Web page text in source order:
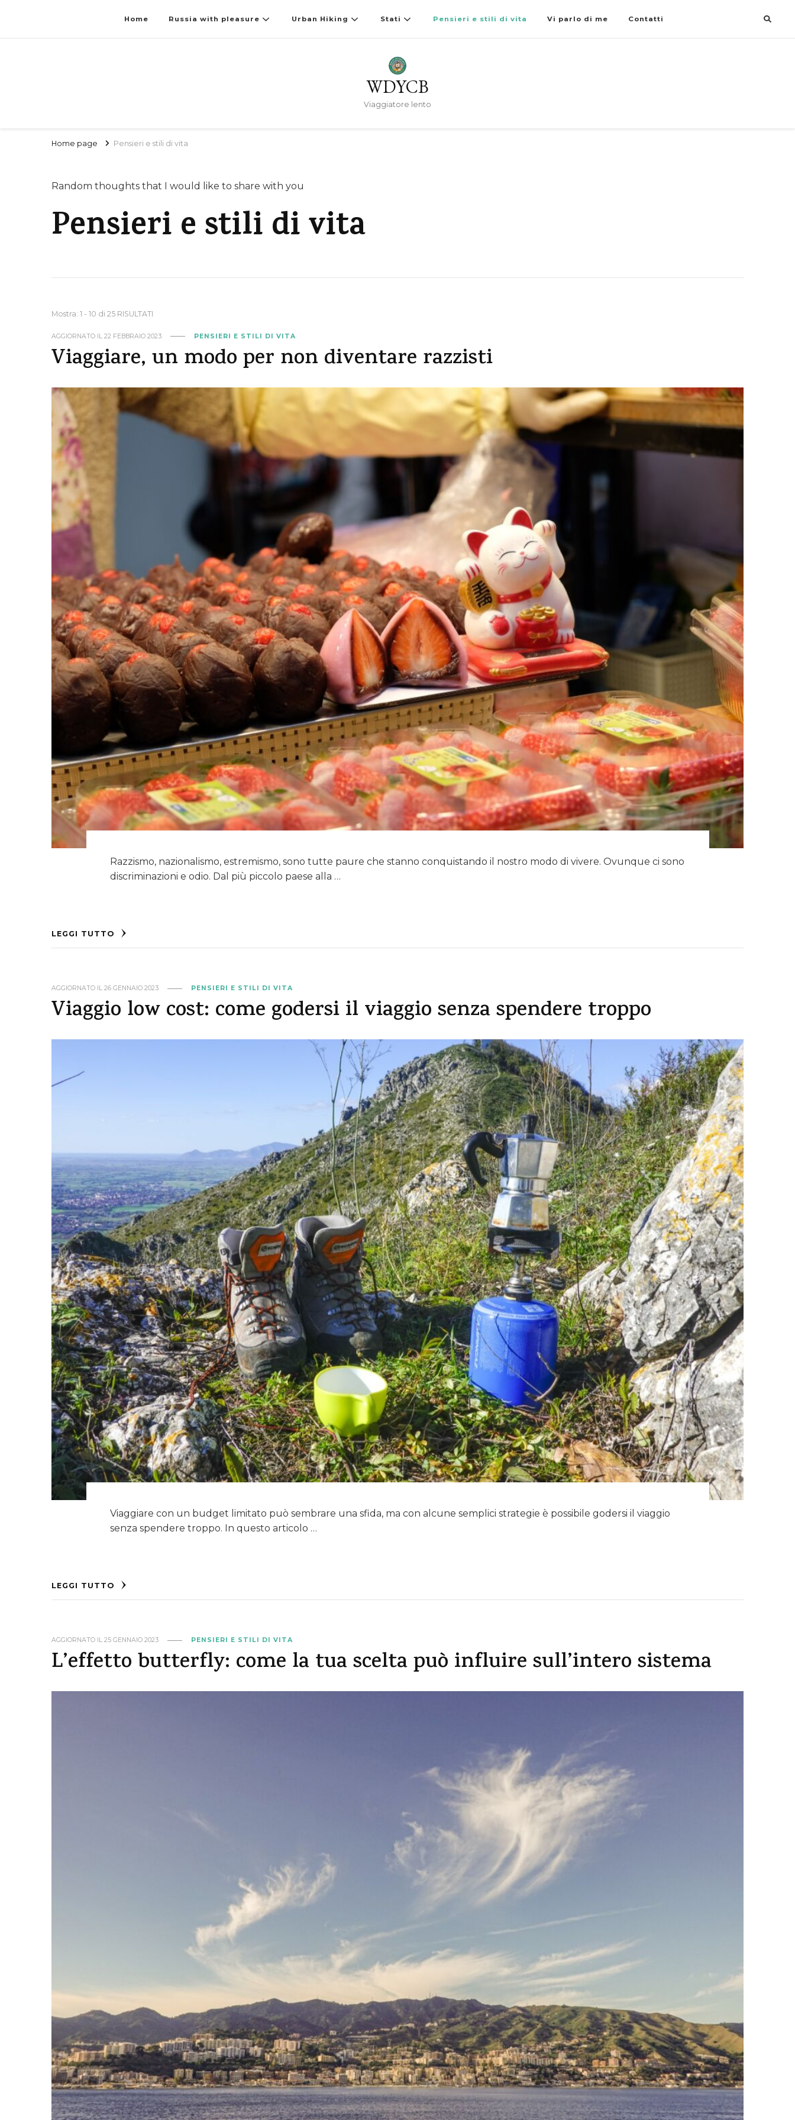
Home Russia with pleasure Urban Hiking Stati Pensieri e stili di vita Vi parlo di me Contatti
WDYCB
Viaggiatore lento
Home page Pensieri e stili di vita
Random thoughts that I would like to share with you
Pensieri e stili di vita
Mostra: 1 - 10 di 25 RISULTATI
AGGIORNATO IL 22 FEBBRAIO 2023 PENSIERI E STILI DI VITA
Viaggiare, un modo per non diventare razzisti
Razzismo, nazionalismo, estremismo, sono tutte paure che stanno conquistando il nostro modo di vivere. Ovunque ci sono
discriminazioni e odio. Dal più piccolo paese alla …
LEGGI TUTTO
AGGIORNATO IL 26 GENNAIO 2023 PENSIERI E STILI DI VITA
Viaggio low cost: come godersi il viaggio senza spendere troppo
Viaggiare con un budget limitato può sembrare una sfida, ma con alcune semplici strategie è possibile godersi il viaggio
senza spendere troppo. In questo articolo …
LEGGI TUTTO
AGGIORNATO IL 25 GENNAIO 2023 PENSIERI E STILI DI VITA
L’effetto butterfly: come la tua scelta può influire sull’intero sistema